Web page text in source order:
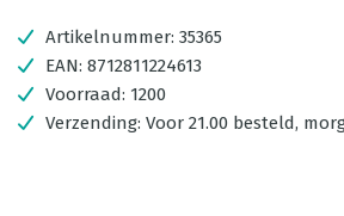
Artikelnummer: 35365
EAN: 8712811224613
Voorraad: 1200
Verzending: Voor 21.00 besteld,